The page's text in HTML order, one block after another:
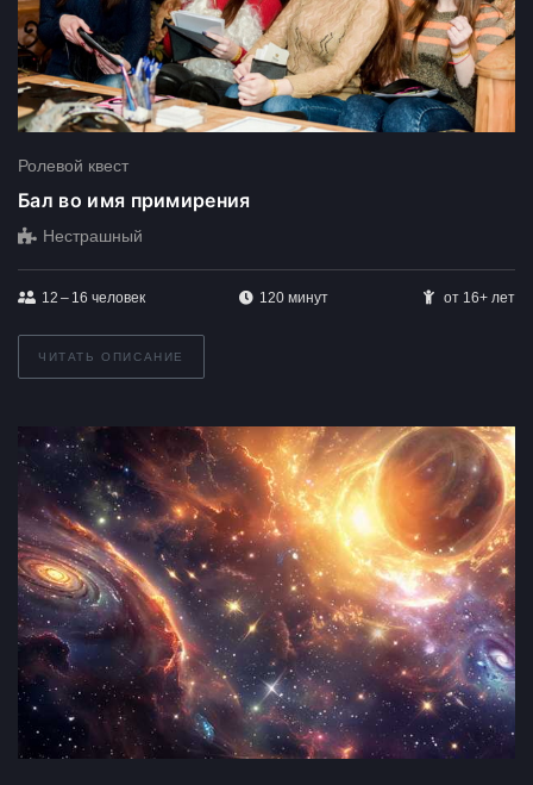
Ролевой квест
Бал во имя примирения
Нестрашный
12 – 16 человек 120 минут от 16+ лет
ЧИТАТЬ ОПИСАНИЕ